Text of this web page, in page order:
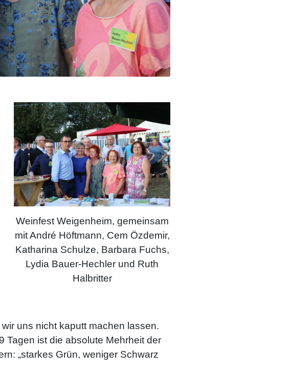
Weinfest Weigenheim, gemeinsam
mit André Höftmann, Cem Özdemir,
Katharina Schulze, Barbara Fuchs,
Lydia Bauer-Hechler und Ruth
Halbritter
uns nicht kaputt machen lassen.
Tagen ist die absolute Mehrheit der
„starkes Grün, weniger Schwarz